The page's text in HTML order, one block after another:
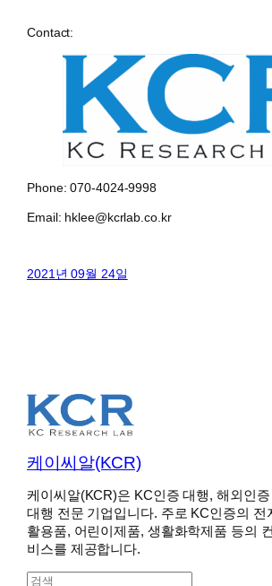
Contact:
Phone: 070-4024-9998
Email: hklee@kcrlab.co.kr
2021년 09월 24일
케이씨알(KCR)
케이씨알(KCR)은 KC인증 대행, 해외인
대행 전문 기업입니다. 주로 KC인증의 전
활용품, 어린이제품, 생활화학제품 등의
비스를 제공합니다.
S